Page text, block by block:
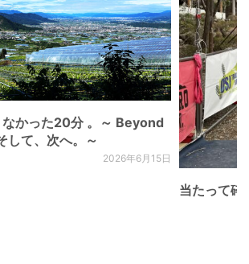
かった20分 。～ Beyond
て、次へ。～
2026年6月15日
当たって砕